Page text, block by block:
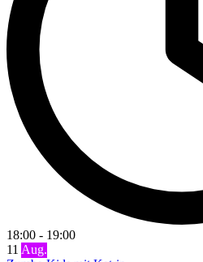
18:00 - 19:00
11 Aug.